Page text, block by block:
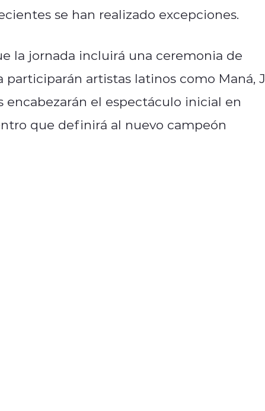
se han realizado excepciones.
la jornada incluirá una ceremonia de
artistas latinos como Maná, J
encabezarán el espectáculo inicial en
que definirá al nuevo campeón